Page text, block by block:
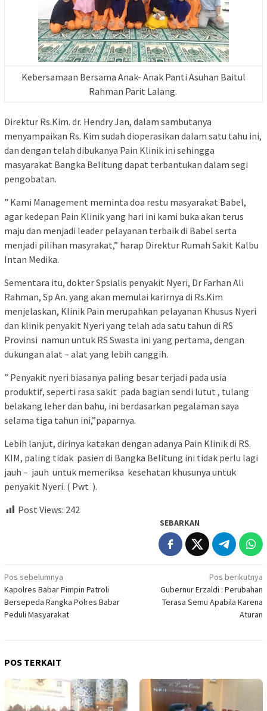
Kebersamaan Bersama Anak- Anak Panti Asuhan Baitul
Rahman Parit Lalang.
Direktur Rs.Kim. dr. Hendry Jan, dalam sambutanya
menyampaikan Rs. Kim sudah dioperasikan dalam satu tahu ini,
dan dengan telah dibukanya Pain Klinik ini sehingga
masyarakat Bangka Belitung dapat terbantukan dalam segi
pengobatan.
” Kami Management meminta doa restu masyarakat Babel,
agar kedepan Pain Klinik yang hari ini kami buka akan terus
maju dan menjadi leader pelayanan terbaik di Babel serta
menjadi pilihan masyrakat,” harap Direktur Rumah Sakit Kalbu
Intan Medika.
Sementara itu, dokter Spsialis penyakit Nyeri, Dr Farhan Ali
Rahman, Sp An. yang akan memulai karirnya di Rs.Kim
menjelaskan, Klinik Pain merupahkan pelayanan Khusus Nyeri
dan klinik penyakit Nyeri yang telah ada satu tahun di RS
Provinsi namun untuk RS Swasta ini yang pertama, dengan
dukungan alat – alat yang lebih canggih.
” Penyakit nyeri biasanya paling besar terjadi pada usia
produktif, seperti rasa sakit pada bagian sendi lutut , tulang
belakang leher dan bahu, ini berdasarkan pegalaman saya
selama tiga tahun ini,”paparnya.
Lebih lanjut, dirinya katakan dengan adanya Pain Klinik di RS.
KIM, paling tidak pasien di Bangka Belitung ini tidak perlu lagi
jauh – jauh untuk memeriksa kesehatan khusunya untuk
penyakit Nyeri. ( Pwt ).
Post Views: 242
SEBARKAN
Navigasi
pos
Pos sebelumnya
Kapolres Babar Pimpin Patroli
Bersepeda Rangka Polres Babar
Peduli Masyarakat
Pos berikutnya
Gubernur Erzaldi : Perubahan
Terasa Semu Apabila Karena
Aturan
POS TERKAIT